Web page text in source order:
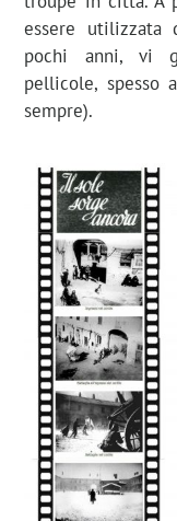
essere utilizzata
pochi anni, vi
pellicole, spesso
sempre).